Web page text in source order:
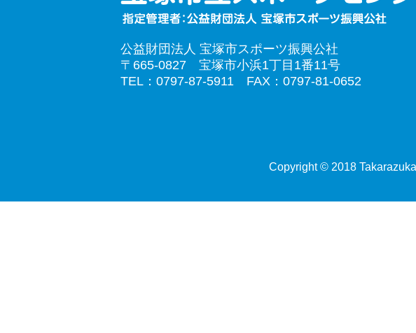
公益財団法人 宝塚市スポーツ振興公社
〒665-0827 宝塚市小浜1丁目1番11号
TEL：0797-87-5911 FAX：0797-81-0652
Copyright © 2018